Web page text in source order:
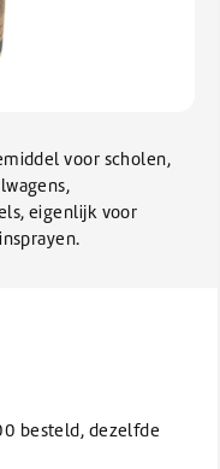
voor scholen,
eigenlijk voor
besteld, dezelfde